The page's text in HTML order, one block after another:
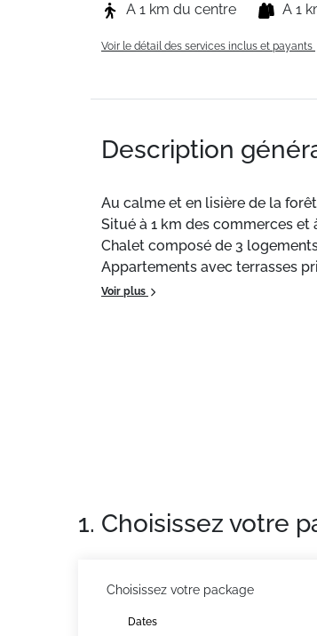
A 1 km du centre A 1
Voir le détail des services inclus et payants
Description
Au calme et en lisière de la
Situé à 1 km des commerces et
Chalet composé de 3
Appartements avec terrasses
Voir plus
1. Choisissez votre
Choisissez votre package
Dates